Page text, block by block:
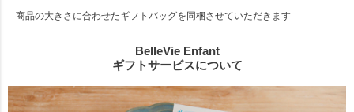
商品の大きさに合わせたギフトバッグを同梱させていただきます
BelleVie Enfant
ギフトサービスについて